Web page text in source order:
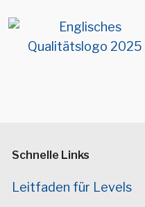
Schnelle Links
Leitfaden für Levels